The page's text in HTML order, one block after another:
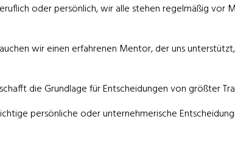
oder persönlich, wir alle stehen regelmäßig
wir einen erfahrenen Mentor, der uns
die Grundlage für Entscheidungen von größter
persönliche oder unternehmerische